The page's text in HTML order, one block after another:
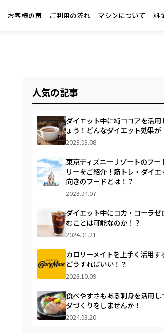
お客様の声 ご利用の流れ マシンについて 料
人気の記事
ダイエット中に純ココアを活用
ょう！どんなダイエット効果が
2023.03.08
東京ディズニーリゾートのフー
リーをご紹介！筋トレ・ダイエ
向きのフードとは！？
2023.04.07
ダイエット中にコカ・コーラゼ
むことは可能なのか！？
2024.01.21
カロリーメイトを上手く活用す
どうすればいい！？
2023.10.09
食べやすさもある刺身を活用し
ダづくりをしませんか！
2024.03.20